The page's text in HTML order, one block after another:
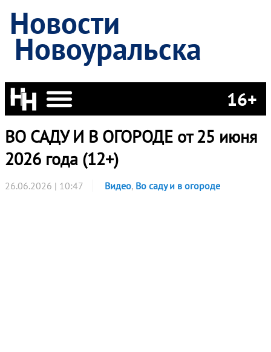
Новости
Новоуральска
16+
ВО САДУ И В ОГОРОДЕ от 25 июня
2026 года (12+)
26.06.2026 | 10:47 Видео, Во саду и в огороде